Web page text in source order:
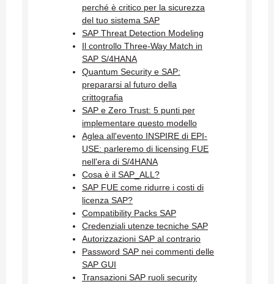
perché è critico per la sicurezza
del tuo sistema SAP
SAP Threat Detection Modeling
Il controllo Three-Way Match in
SAP S/4HANA
Quantum Security e SAP:
prepararsi al futuro della
crittografia
SAP e Zero Trust: 5 punti per
implementare questo modello
Aglea all'evento INSPIRE di EPI-
USE: parleremo di licensing FUE
nell'era di S/4HANA
Cosa è il SAP_ALL?
SAP FUE come ridurre i costi di
licenza SAP?
Compatibility Packs SAP
Credenziali utenze tecniche SAP
Autorizzazioni SAP al contrario
Password SAP nei commenti delle
SAP GUI
Transazioni SAP ruoli security